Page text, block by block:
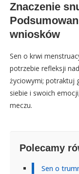
Znaczenie
wniosków
Sen o krwi
potrzebie refleksji
życiowymi; potraktuj
siebie i swoich
meczu.
Polecamy
Sen o